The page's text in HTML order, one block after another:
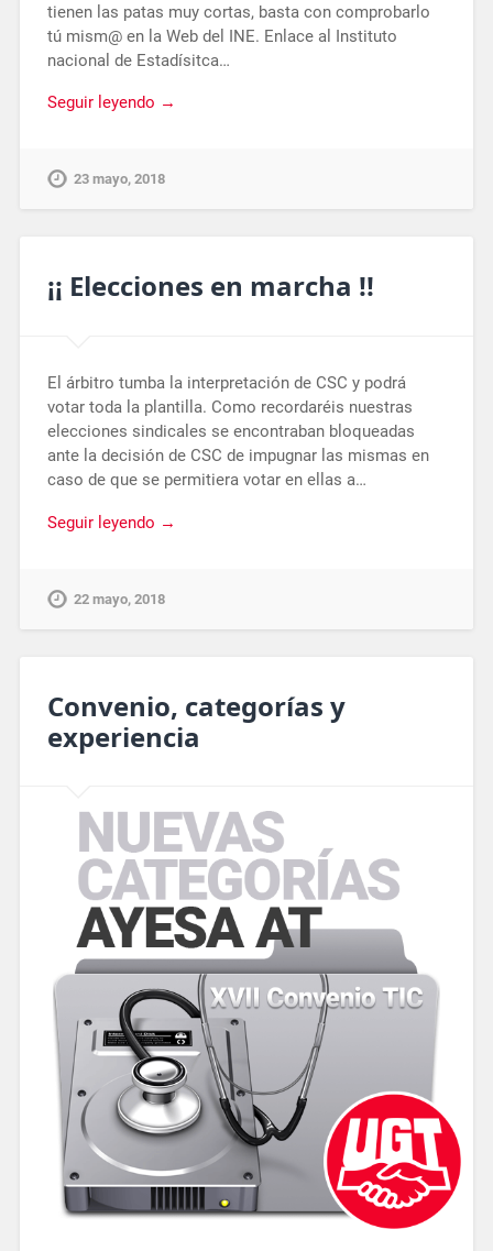
tienen las patas muy cortas, basta con comprobarlo
tú mism@ en la Web del INE. Enlace al Instituto
nacional de Estadísitca…
Seguir leyendo →
23 mayo, 2018
¡¡ Elecciones en marcha !!
El árbitro tumba la interpretación de CSC y podrá
votar toda la plantilla. Como recordaréis nuestras
elecciones sindicales se encontraban bloqueadas
ante la decisión de CSC de impugnar las mismas en
caso de que se permitiera votar en ellas a…
Seguir leyendo →
22 mayo, 2018
Convenio, categorías y
experiencia